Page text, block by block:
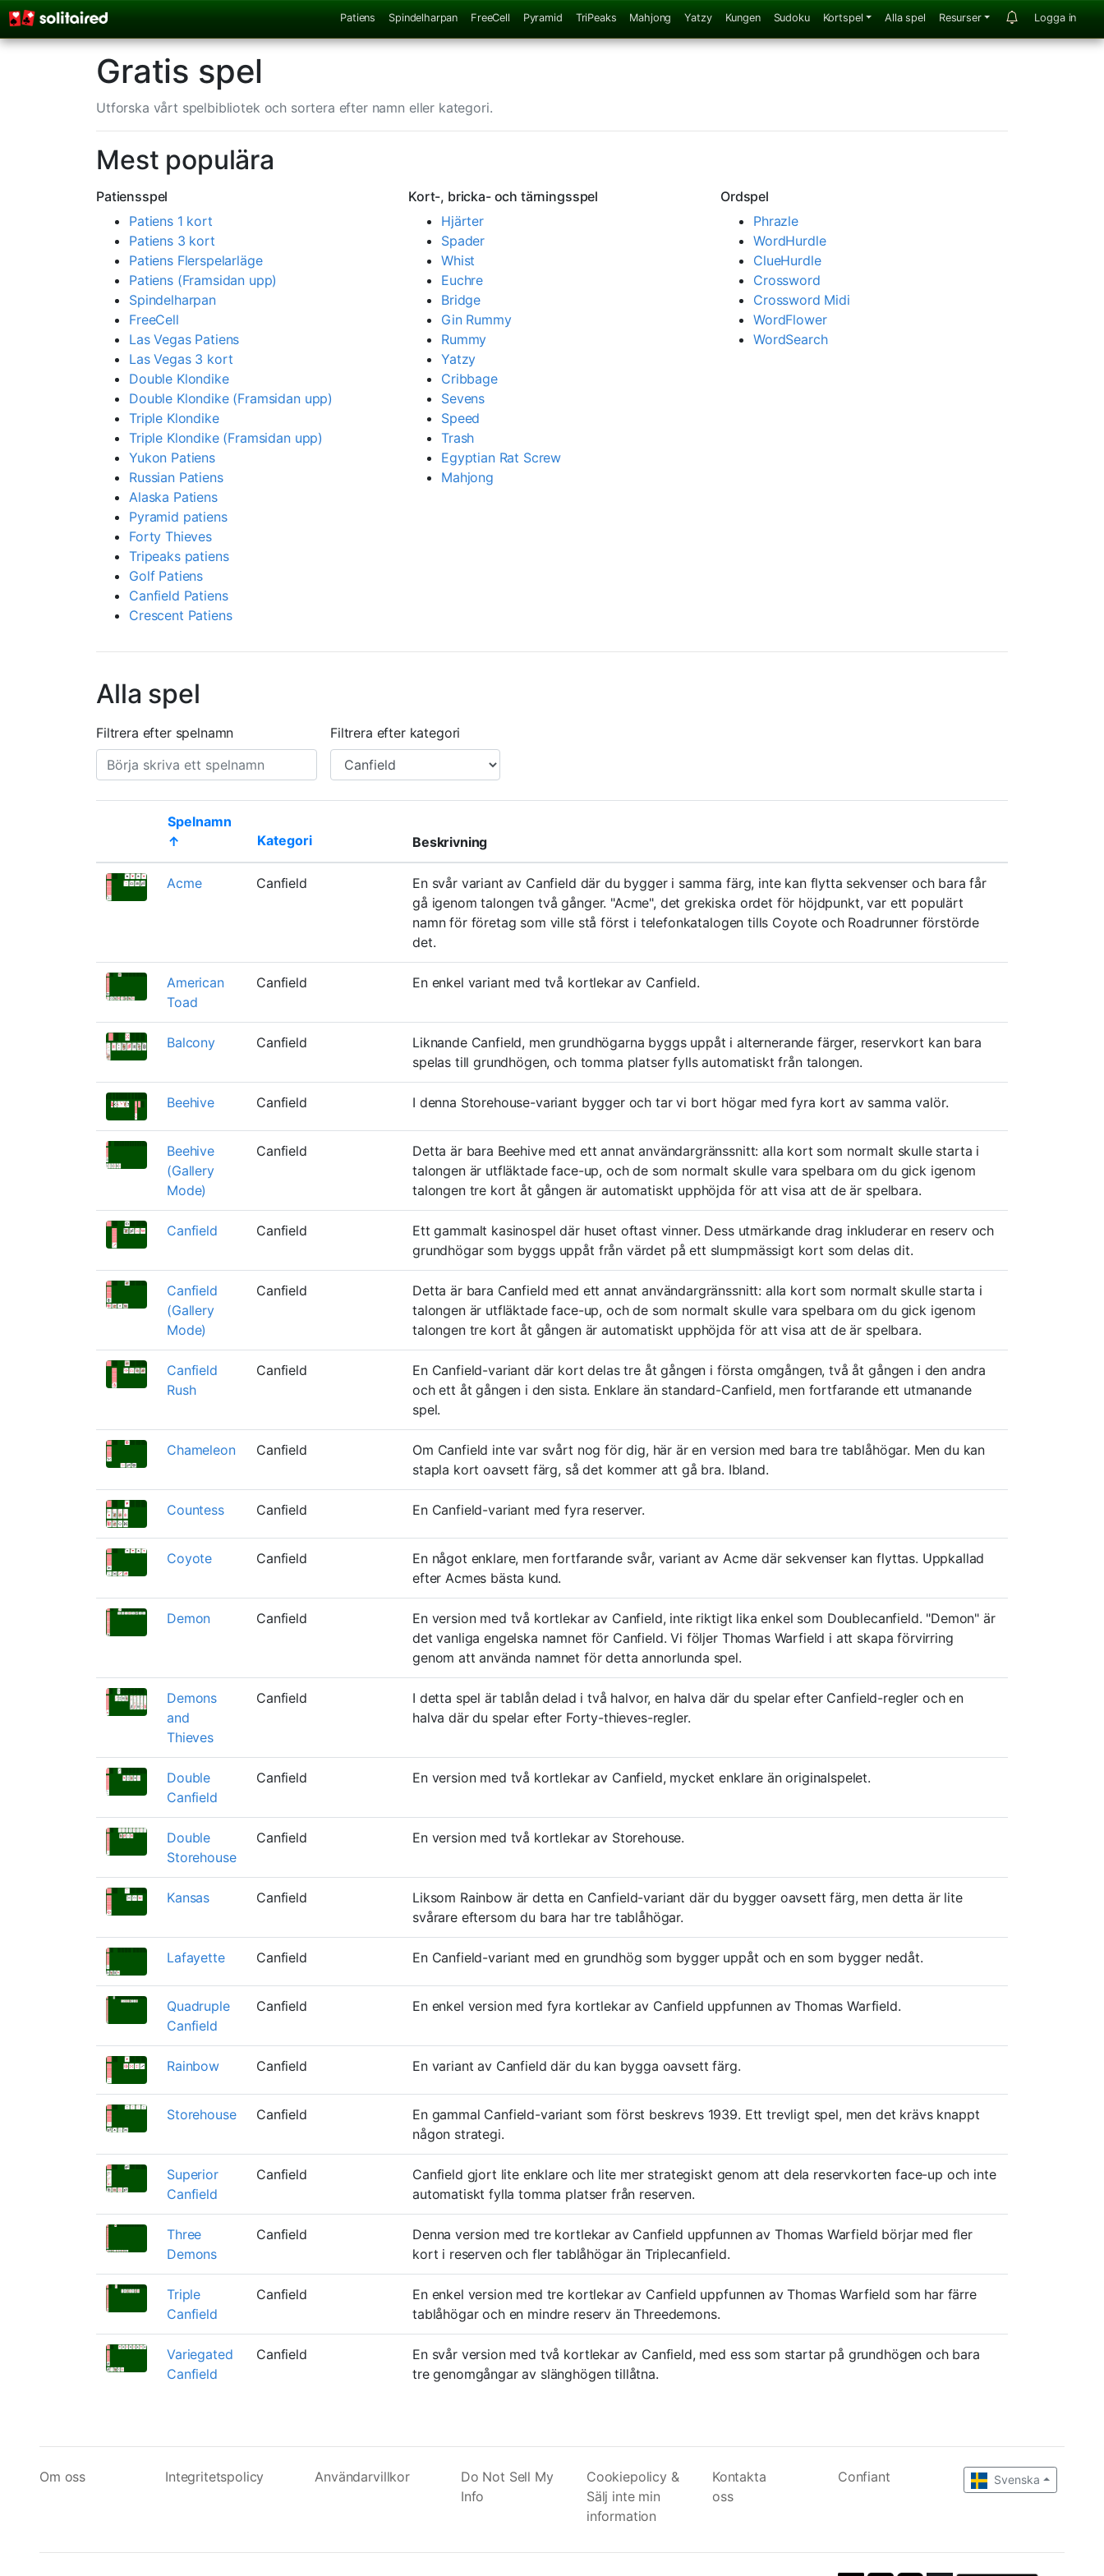
Patiens Spindelharpan FreeCell Pyramid TriPeaks Mahjong Yatzy Kungen Sudoku Kortspel Alla spel Resurser Logga in
Gratis spel
Utforska vårt spelbibliotek och sortera efter namn eller kategori.
Mest populära
Patiensspel
Patiens 1 kort
Patiens 3 kort
Patiens Flerspelarläge
Patiens (Framsidan upp)
Spindelharpan
FreeCell
Las Vegas Patiens
Las Vegas 3 kort
Double Klondike
Double Klondike (Framsidan upp)
Triple Klondike
Triple Klondike (Framsidan upp)
Yukon Patiens
Russian Patiens
Alaska Patiens
Pyramid patiens
Forty Thieves
Tripeaks patiens
Golf Patiens
Canfield Patiens
Crescent Patiens
Kort-, bricka- och tärningsspel
Hjärter
Spader
Whist
Euchre
Bridge
Gin Rummy
Rummy
Yatzy
Cribbage
Sevens
Speed
Trash
Egyptian Rat Screw
Mahjong
Ordspel
Phrazle
WordHurdle
ClueHurdle
Crossword
Crossword Midi
WordFlower
WordSearch
Alla spel
Filtrera efter spelnamn Filtrera efter kategori
Thumbnail
Spelnamn
↑
Kategori Beskrivning
Acme Canfield
En svår variant av Canfield där du bygger i samma färg, inte kan flytta sekvenser och bara får
gå igenom talongen två gånger. "Acme", det grekiska ordet för höjdpunkt, var ett populärt
namn för företag som ville stå först i telefonkatalogen tills Coyote och Roadrunner förstörde
det.
American
Toad
Canfield En enkel variant med två kortlekar av Canfield.
Balcony Canfield
Liknande Canfield, men grundhögarna byggs uppåt i alternerande färger, reservkort kan bara
spelas till grundhögen, och tomma platser fylls automatiskt från talongen.
Beehive Canfield I denna Storehouse-variant bygger och tar vi bort högar med fyra kort av samma valör.
Beehive
(Gallery
Mode)
Canfield
Detta är bara Beehive med ett annat användargränssnitt: alla kort som normalt skulle starta i
talongen är utfläktade face-up, och de som normalt skulle vara spelbara om du gick igenom
talongen tre kort åt gången är automatiskt upphöjda för att visa att de är spelbara.
Canfield Canfield
Ett gammalt kasinospel där huset oftast vinner. Dess utmärkande drag inkluderar en reserv och
grundhögar som byggs uppåt från värdet på ett slumpmässigt kort som delas dit.
Canfield
(Gallery
Mode)
Canfield
Detta är bara Canfield med ett annat användargränssnitt: alla kort som normalt skulle starta i
talongen är utfläktade face-up, och de som normalt skulle vara spelbara om du gick igenom
talongen tre kort åt gången är automatiskt upphöjda för att visa att de är spelbara.
Canfield
Rush
Canfield
En Canfield-variant där kort delas tre åt gången i första omgången, två åt gången i den andra
och ett åt gången i den sista. Enklare än standard-Canfield, men fortfarande ett utmanande
spel.
Chameleon Canfield
Om Canfield inte var svårt nog för dig, här är en version med bara tre tablåhögar. Men du kan
stapla kort oavsett färg, så det kommer att gå bra. Ibland.
Countess Canfield En Canfield-variant med fyra reserver.
Coyote Canfield
En något enklare, men fortfarande svår, variant av Acme där sekvenser kan flyttas. Uppkallad
efter Acmes bästa kund.
Demon Canfield
En version med två kortlekar av Canfield, inte riktigt lika enkel som Doublecanfield. "Demon" är
det vanliga engelska namnet för Canfield. Vi följer Thomas Warfield i att skapa förvirring
genom att använda namnet för detta annorlunda spel.
Demons
and
Thieves
Canfield
I detta spel är tablån delad i två halvor, en halva där du spelar efter Canfield-regler och en
halva där du spelar efter Forty-thieves-regler.
Double
Canfield
Canfield En version med två kortlekar av Canfield, mycket enklare än originalspelet.
Double
Storehouse
Canfield En version med två kortlekar av Storehouse.
Kansas Canfield
Liksom Rainbow är detta en Canfield-variant där du bygger oavsett färg, men detta är lite
svårare eftersom du bara har tre tablåhögar.
Lafayette Canfield En Canfield-variant med en grundhög som bygger uppåt och en som bygger nedåt.
Quadruple
Canfield
Canfield En enkel version med fyra kortlekar av Canfield uppfunnen av Thomas Warfield.
Rainbow Canfield En variant av Canfield där du kan bygga oavsett färg.
Storehouse Canfield
En gammal Canfield-variant som först beskrevs 1939. Ett trevligt spel, men det krävs knappt
någon strategi.
Superior
Canfield
Canfield
Canfield gjort lite enklare och lite mer strategiskt genom att dela reservkorten face-up och inte
automatiskt fylla tomma platser från reserven.
Three
Demons
Canfield
Denna version med tre kortlekar av Canfield uppfunnen av Thomas Warfield börjar med fler
kort i reserven och fler tablåhögar än Triplecanfield.
Triple
Canfield
Canfield
En enkel version med tre kortlekar av Canfield uppfunnen av Thomas Warfield som har färre
tablåhögar och en mindre reserv än Threedemons.
Variegated
Canfield
Canfield
En svår version med två kortlekar av Canfield, med ess som startar på grundhögen och bara
tre genomgångar av slänghögen tillåtna.
Om oss Integritetspolicy Användarvillkor
Do Not Sell My
Info
Cookiepolicy &
Sälj inte min
information
Kontakta
oss
Confiant Svenska